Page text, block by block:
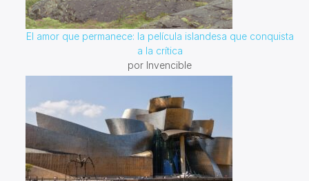
El amor que permanece: la película islandesa que conquista
a la crítica
por Invencible